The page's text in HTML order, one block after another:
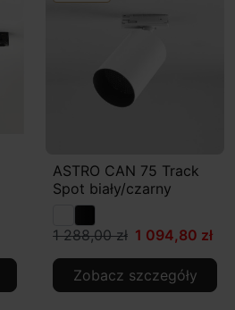
ASTRO CAN 75 Track
Spot biały/czarny
1 288,00 zł 1 094,80 zł
Zobacz szczegóły